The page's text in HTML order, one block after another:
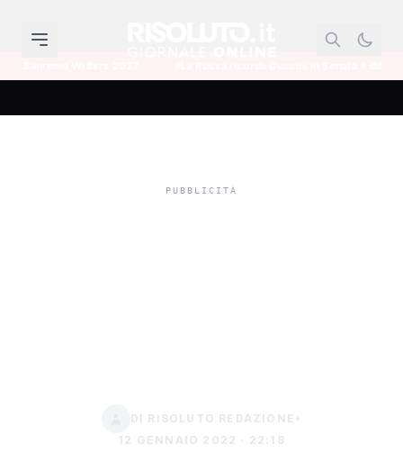
DI RISOLUTO REDAZIONE •
12 GENNAIO 2022 · 22:18